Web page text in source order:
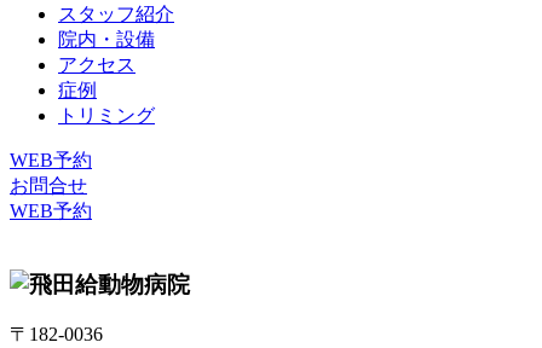
スタッフ紹介
院内・設備
アクセス
症例
トリミング
WEB予約
お問合せ
WEB予約
〒182-0036